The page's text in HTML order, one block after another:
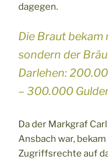
dagegen.
Die Braut
sondern der
Darlehen:
– 300.000
Da der Markgraf
Ansbach war,
Zugriffsrechte auf